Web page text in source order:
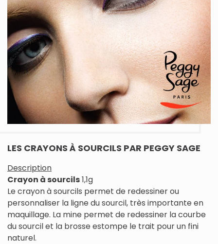
LES CRAYONS À SOURCILS PAR PEGGY SAGE
Description
Crayon à sourcils1,1g
Le crayon à sourcils permet de redessiner ou
personnaliser la ligne du sourcil, très importante en
maquillage. La mine permet de redessiner la courbe
du sourcil et la brosse estompe le trait pour un fini
naturel.